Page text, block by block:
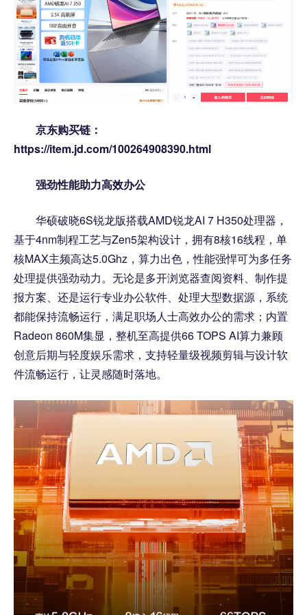
京东购买链：
https://item.jd.com/100264908390.html
强劲性能助力高效办公
华硕破晓6S锐龙版搭载AMD锐龙AI 7 H350处理器，
基于4nm制程工艺与Zen5架构设计，拥有8核16线程，单
核MAX主频高达5.0Ghz，算力出色，性能强悍可为多任务
处理提供强劲动力。无论是多开浏览器查阅资料、制作提
报方案、还是运行专业办公软件、处理大型数据源，系统
都能保持流畅运行，满足职场人士高效办公的需求；内置
Radeon 860M集显，整机至高提供66 TOPS AI算力兼顾
创意后期与轻度娱乐需求，支持轻量级视频剪辑与设计软
件流畅运行，让灵感随时落地。